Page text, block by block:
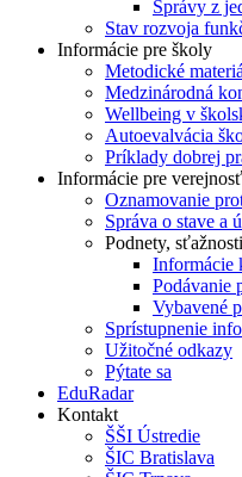
Správy z
Stav rozvoja
Informácie pre školy
Metodické
Medzinárodná
Wellbeing v
Autoevalvácia
Príklady dobrej
Informácie pre verejnosť
Oznamovanie
Správa o stave a
Podnety,
Informácie
Podávanie
Vybavené
Sprístupnenie
Užitočné odkazy
Pýtate sa
EduRadar
Kontakt
ŠŠI Ústredie
ŠIC Bratislava